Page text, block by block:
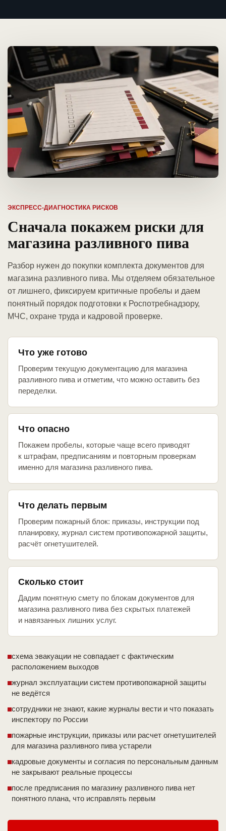
ЭКСПРЕСС-ДИАГНОСТИКА РИСКОВ
Сначала покажем риски для
магазина разливного пива
Разбор нужен до покупки комплекта документов для
магазина разливного пива. Мы отделяем обязательное
от лишнего, фиксируем критичные пробелы и даем
понятный порядок подготовки к Роспотребнадзору,
МЧС, охране труда и кадровой проверке.
Что уже готово
Проверим текущую документацию для магазина
разливного пива и отметим, что можно оставить без
переделки.
Что опасно
Покажем пробелы, которые чаще всего приводят
к штрафам, предписаниям и повторным проверкам
именно для магазина разливного пива.
Что делать первым
Проверим пожарный блок: приказы, инструкции под
планировку, журнал систем противопожарной защиты,
расчёт огнетушителей.
Сколько стоит
Дадим понятную смету по блокам документов для
магазина разливного пива без скрытых платежей
и навязанных лишних услуг.
схема эвакуации не совпадает с фактическим
расположением выходов
журнал эксплуатации систем противопожарной защиты
не ведётся
сотрудники не знают, какие журналы вести и что показать
инспектору по России
пожарные инструкции, приказы или расчет огнетушителей
для магазина разливного пива устарели
кадровые документы и согласия по персональным данным
не закрывают реальные процессы
после предписания по магазину разливного пива нет
понятного плана, что исправлять первым